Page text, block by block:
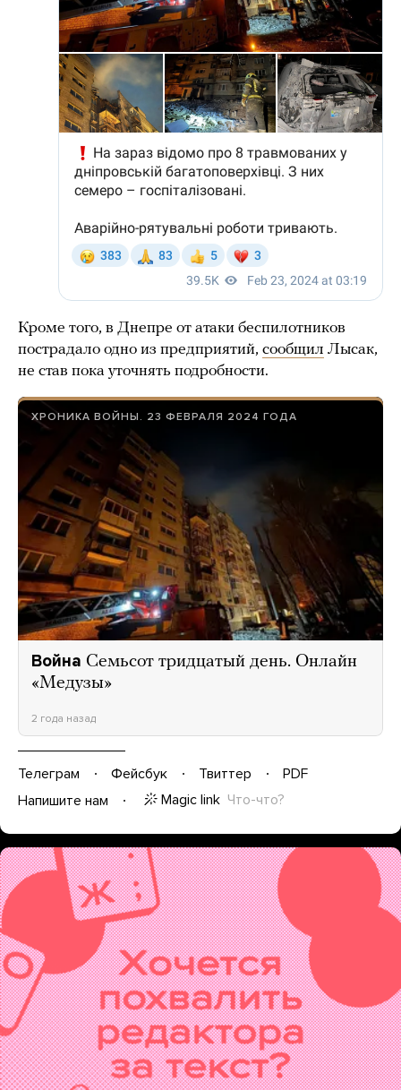
Кроме того, в Днепре от атаки беспилотников
пострадало одно из предприятий, сообщил Лысак,
не став пока уточнять подробности.
ХРОНИКА ВОЙНЫ. 23 ФЕВРАЛЯ 2024 ГОДА
Война Семьсот тридцатый день. Онлайн
«Медузы»
2 года назад
Телеграм Фейсбук Твиттер
PDF
Напишите нам
Magic link Что-что?